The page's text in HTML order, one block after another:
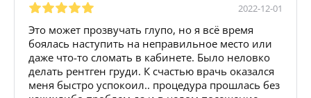
2022-12-01
Это может прозвучать глупо, но я всё время
боялась наступить на неправильное место или
даже что-то сломать в кабинете. Было неловко
делать рентген груди. К счастью врачь оказался
меня быстро успокоил.. процедура прошлась без